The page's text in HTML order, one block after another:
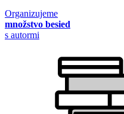
Organizujeme
množstvo besied
s autormi